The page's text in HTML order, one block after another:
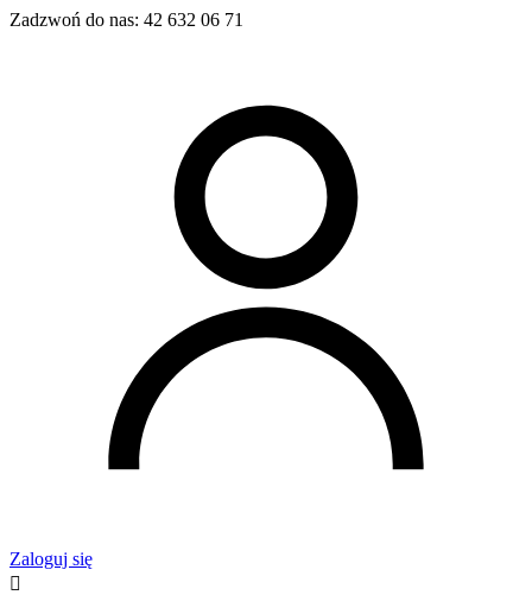
Zadzwoń do nas: 42 632 06 71
Zaloguj się
